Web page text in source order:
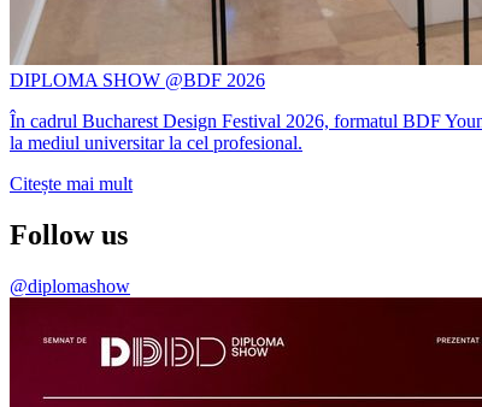
DIPLOMA SHOW @BDF 2026
În cadrul Bucharest Design Festival 2026, formatul BDF
la mediul universitar la cel profesional.
Citește mai mult
Follow us
@diplomashow